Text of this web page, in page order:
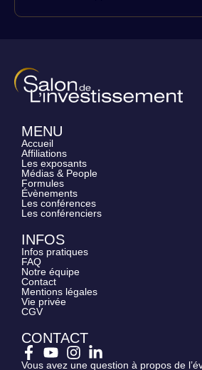
MENU
Accueil
Affiliations
Les exposants
Médias & People
Formules
Évènements
Les conférences
Les conférenciers
INFOS
Infos pratiques
FAQ
Notre équipe
Contact
Mentions légales
Vie privée
CGV
CONTACT
Vous avez une question à propos de